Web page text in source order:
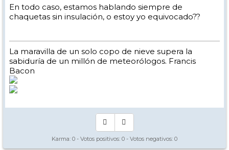
En todo caso, estamos hablando siempre de
chaquetas sin insulación, o estoy yo equivocado??
La maravilla de un solo copo de nieve supera la
sabiduría de un millón de meteorólogos. Francis
Bacon
Karma: 0 - Votos positivos: 0 - Votos negativos: 0